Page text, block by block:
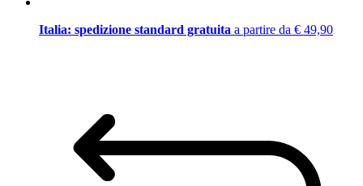
Italia: spedizione standard gratuita a partire da € 49,90